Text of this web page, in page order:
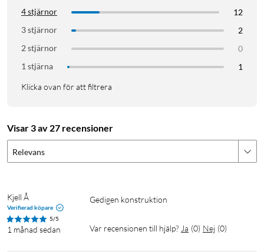
4 stjärnor
12
3 stjärnor
2
2 stjärnor
0
1 stjärna
1
Klicka ovan för att filtrera
Visar 3 av 27 recensioner
Relevans
Kjell Å
Verifierad köpare
5/5
1 månad sedan
Gedigen konstruktion
Var recensionen till hjälp? Ja (0) Nej (0)